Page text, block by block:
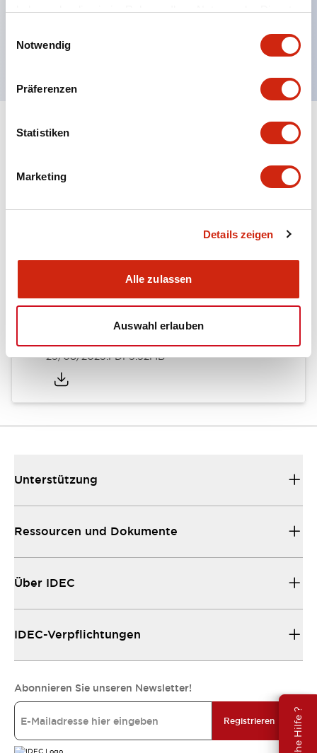
haben oder die sie im Rahmen Ihrer Nutzung der Dienste
Notwendig
Präferenzen
Statistiken
Marketing
Details zeigen
Alle zulassen
Auswahl erlauben
Fassung
Dokumente und Dateien
04/06/2025.PDF148.84KB
25/08/2023.PDF5.52MB
Unterstützung
Ressourcen und Dokumente
Über IDEC
IDEC-Verpflichtungen
Abonnieren Sie unseren Newsletter!
Registrieren